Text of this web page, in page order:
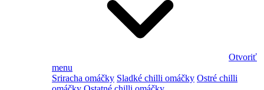
Otvoriť
menu
Sriracha omáčky Sladké chilli omáčky Ostré chilli